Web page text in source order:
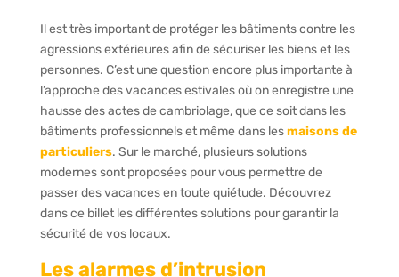
Il est très important de protéger les bâtiments contre les
agressions extérieures afin de sécuriser les biens et les
personnes. C’est une question encore plus importante à
l’approche des vacances estivales où on enregistre une
hausse des actes de cambriolage, que ce soit dans les
bâtiments professionnels et même dans lesmaisons de
particuliers. Sur le marché, plusieurs solutions
modernes sont proposées pour vous permettre de
passer des vacances en toute quiétude. Découvrez
dans ce billet les différentes solutions pour garantir la
sécurité de vos locaux.
Les alarmes d’intrusion